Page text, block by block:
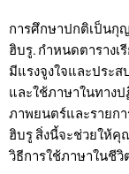
การศึกษาปกติเป็นกุ
ฮิบรู. กำหนดตาราง
มีแรงจูงใจและประส
และใช้ภาษาในทาง
ภาพยนตร์และรายก
ฮิบรู สิ่งนี้จะช่วยให้
วิธีการใช้ภาษาในชีวิ